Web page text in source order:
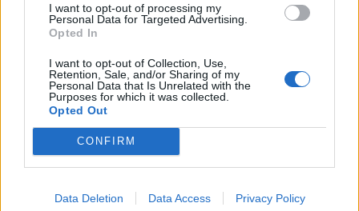
I want to opt-out of processing my
Personal Data for Targeted Advertising.
Opted In
I want to opt-out of Collection, Use,
Retention, Sale, and/or Sharing of my
Personal Data that Is Unrelated with the
Purposes for which it was collected.
Opted Out
CONFIRM
Data Deletion Data Access Privacy Policy
Русия започна да внася петролни
продукти от Южна Корея.